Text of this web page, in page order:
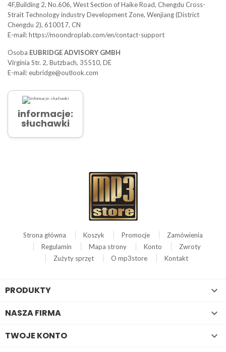
4F,Building 2, No.606, West Section of Haike Road, Chengdu Cross-
Strait Technology industry Development Zone, Wenjiang (District
Chengdu 2), 610017, CN
E-mail: https://moondroplab.com/en/contact-support
Osoba EUBRIDGE ADVISORY GMBH
Virginia Str. 2, Butzbach, 35510, DE
E-mail: eubridge@outlook.com
informacje:
słuchawki
Strona główna Koszyk Promocje
Zamówienia
Regulamin
Mapa strony Konto
Zwroty
Zużyty sprzęt
O mp3store Kontakt
PRODUKTY 
NASZA FIRMA 
TWOJE KONTO 